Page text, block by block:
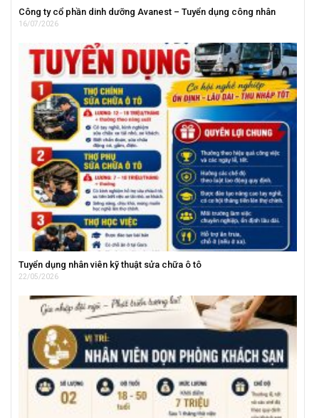
Công ty cổ phần dinh dưỡng Avanest – Tuyển dụng công nhân
16/07/2026
Tuyển dụng nhân viên kỹ thuật sửa chữa ô tô
22/05/2026